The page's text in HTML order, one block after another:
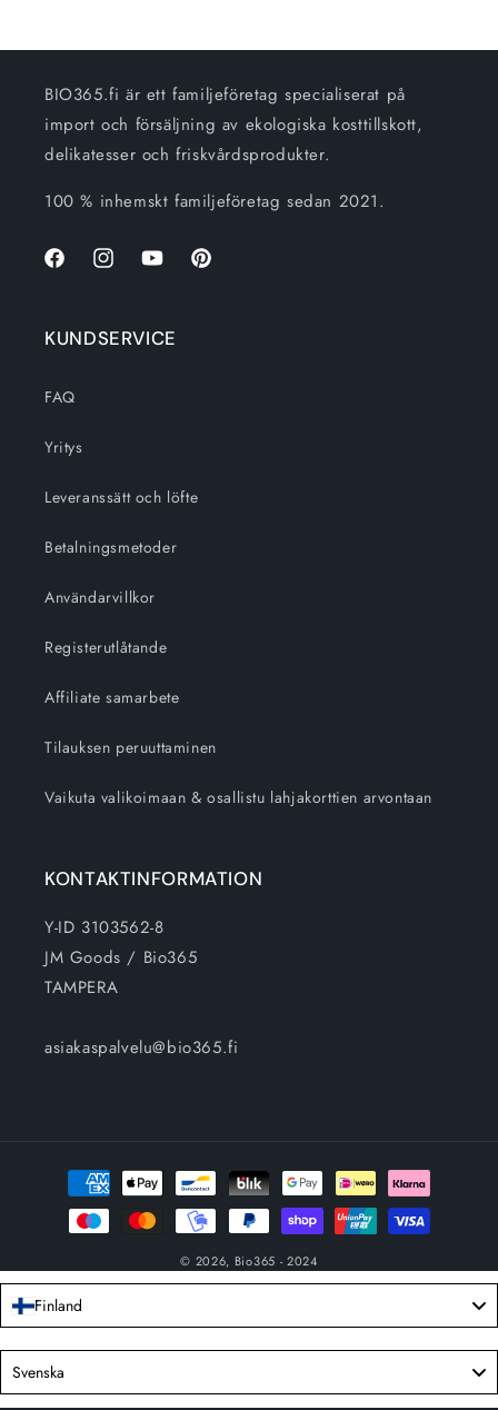
BIO365.fi är ett familjeföretag specialiserat på
import och försäljning av ekologiska kosttillskott,
delikatesser och friskvårdsprodukter.
100 % inhemskt familjeföretag sedan 2021.
FacebookInstagramYoutubePinterest
KUNDSERVICE
FAQ
Yritys
Leveranssätt och löfte
Betalningsmetoder
Användarvillkor
Registerutlåtande
Affiliate samarbete
Tilauksen peruuttaminen
Vaikuta valikoimaan & osallistu lahjakorttien arvontaan
KONTAKTINFORMATION
Y-ID 3103562-8
JM Goods / Bio365
TAMPERA
asiakaspalvelu@bio365.fi
Betalningsmetoder
© 2026, Bio365 - 2024
Finland
Svenska